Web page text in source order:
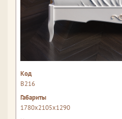
В216
1780x2105x1290